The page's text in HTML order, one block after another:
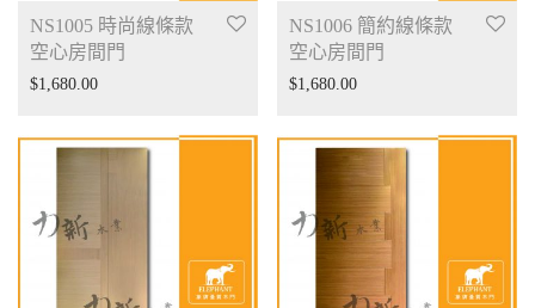
NS1005 時尚線條款
空心房間門
$1,680.00
NS1006 簡約線條款
空心房間門
$1,680.00